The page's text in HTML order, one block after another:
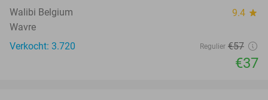
Walibi Belgium 9.4 star
Wavre
Verkocht: 3.720
Regulier €57
€37